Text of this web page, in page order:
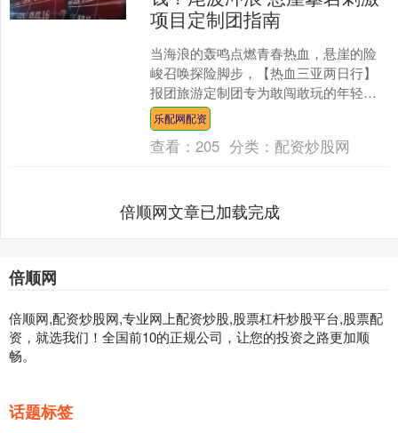
项目定制团指南
当海浪的轰鸣点燃青春热血，悬崖的险
峻召唤探险脚步，【热血三亚两日行】
报团旅游定制团专为敢闯敢玩的年轻人
而来，以尾波冲浪与悬崖攀岩为核心亮
点，解锁两天一夜的海岛刺....
乐配网配资
查看：205 分类： 配资炒股网
倍顺网文章已加载完成
倍顺网
倍顺网,配资炒股网,专业网上配资炒股,股票杠杆炒股平台,股票配
资，就选我们！全国前10的正规公司，让您的投资之路更加顺
畅。
话题标签